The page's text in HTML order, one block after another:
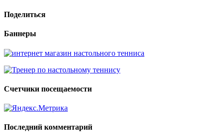
Поделиться
Баннеры
Счетчики посещаемости
Последний комментарий